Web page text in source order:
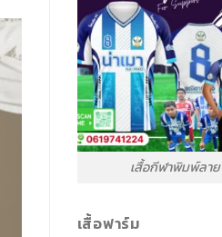
เสื้อกีฬาพิมพ์ลาย
เสื้อฟาร์ม